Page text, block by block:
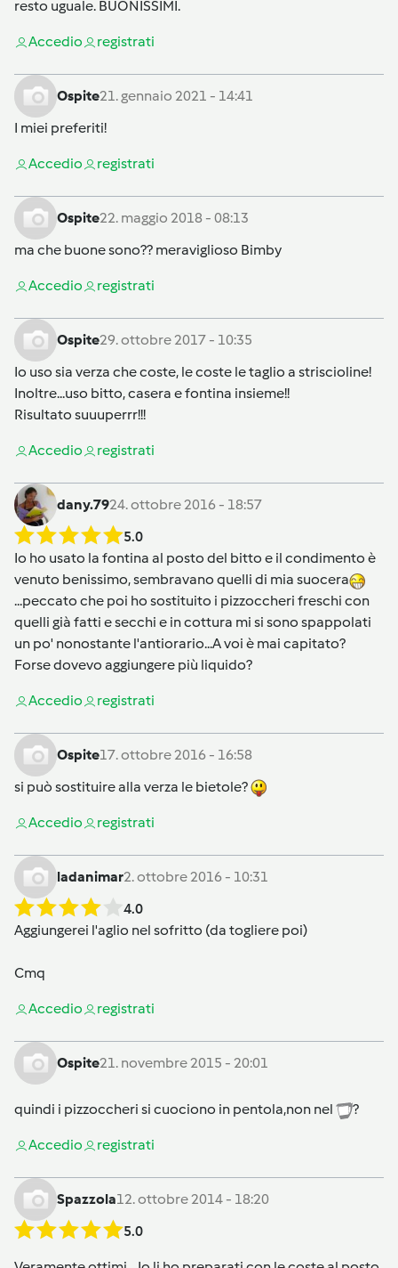
resto uguale. BUONISSIMI.
Accedio registrati
Ospite21. gennaio 2021 - 14:41
I miei preferiti!
Accedio registrati
Ospite22. maggio 2018 - 08:13
ma che buone sono?? meraviglioso Bimby
Accedio registrati
Ospite29. ottobre 2017 - 10:35
Io uso sia verza che coste, le coste le taglio a striscioline!
Inoltre...uso bitto, casera e fontina insieme!!
Risultato suuuperrr!!!
Accedio registrati
dany.7924. ottobre 2016 - 18:57
5.0
Io ho usato la fontina al posto del bitto e il condimento è
venuto benissimo, sembravano quelli di mia suocera
...peccato che poi ho sostituito i pizzoccheri freschi con
quelli già fatti e secchi e in cottura mi si sono spappolati
un po' nonostante l'antiorario...A voi è mai capitato?
Forse dovevo aggiungere più liquido?
Accedio registrati
Ospite17. ottobre 2016 - 16:58
si può sostituire alla verza le bietole?
Accedio registrati
ladanimar2. ottobre 2016 - 10:31
4.0
Aggiungerei l'aglio nel sofritto (da togliere poi)
Cmq
Accedio registrati
Ospite21. novembre 2015 - 20:01
quindi i pizzoccheri si cuociono in pentola,non nel ?
Accedio registrati
Spazzola12. ottobre 2014 - 18:20
5.0